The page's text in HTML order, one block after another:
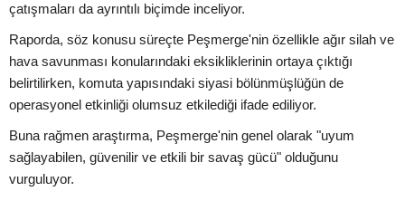
çatışmaları da ayrıntılı biçimde inceliyor.
Raporda, söz konusu süreçte Peşmerge'nin özellikle ağır silah ve
hava savunması konularındaki eksikliklerinin ortaya çıktığı
belirtilirken, komuta yapısındaki siyasi bölünmüşlüğün de
operasyonel etkinliği olumsuz etkilediği ifade ediliyor.
Buna rağmen araştırma, Peşmerge'nin genel olarak "uyum
sağlayabilen, güvenilir ve etkili bir savaş gücü" olduğunu
vurguluyor.